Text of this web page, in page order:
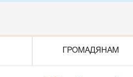
ГРОМАДЯНАМ